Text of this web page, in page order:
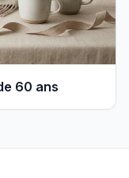
60 ans